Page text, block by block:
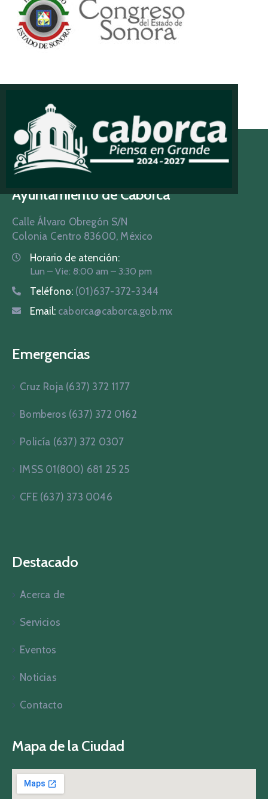
Ayuntamiento de Caborca
Calle Álvaro Obregón S/N
Colonia Centro 83600, México
Horario de atención:
Lun – Vie: 8:00 am – 3:30 pm
Teléfono: (01)637-372-3344
Email: caborca@caborca.gob.mx
Emergencias
Cruz Roja (637) 372 1177
Bomberos (637) 372 0162
Policía (637) 372 0307
IMSS 01(800) 681 25 25
CFE (637) 373 0046
Destacado
Acerca de
Servicios
Eventos
Noticias
Contacto
Mapa de la Ciudad